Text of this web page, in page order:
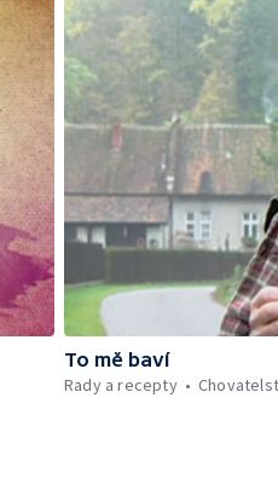
To mě baví
Rady a recepty